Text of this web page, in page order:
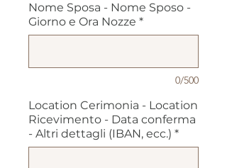
Nome Sposa - Nome Sposo -
Giorno e Ora Nozze *
0/500
Location Cerimonia - Location
Ricevimento - Data conferma
- Altri dettagli (IBAN, ecc.) *